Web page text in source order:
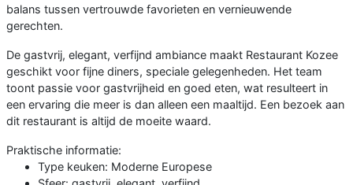
balans tussen vertrouwde favorieten en vernieuwende
gerechten.
De gastvrij, elegant, verfijnd ambiance maakt Restaurant Kozee
geschikt voor fijne diners, speciale gelegenheden. Het team
toont passie voor gastvrijheid en goed eten, wat resulteert in
een ervaring die meer is dan alleen een maaltijd. Een bezoek aan
dit restaurant is altijd de moeite waard.
Praktische informatie:
Type keuken: Moderne Europese